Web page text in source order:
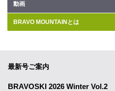
動画
BRAVO MOUNTAINとは
最新号ご案内
BRAVOSKI 2026 Winter Vol.2